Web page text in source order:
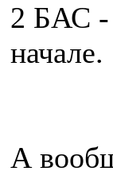
2 БАС -
начале.
А